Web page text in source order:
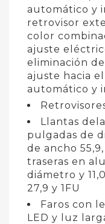
automático y
retrovisor
color
ajuste
eliminación
ajuste hacia
automático y
Llantas
pulgadas de
de ancho
traseras en
diámetro y
27,9 y 1FU
Faros con
LED y luz